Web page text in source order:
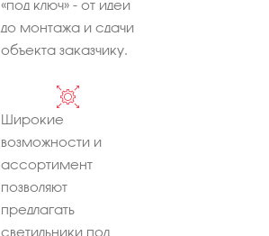
«под ключ» - от идеи
до монтажа и сдачи
объекта заказчику.
Широкие
возможности и
ассортимент
позволяют
предлагать
светильники под